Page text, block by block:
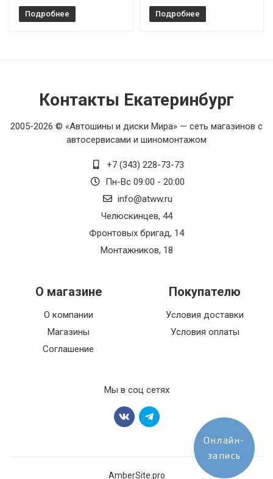
Подробнее Подробнее
Контакты Екатеринбург
2005-2026 © «Автошины и диски Мира» — сеть магазинов с
автосервисами и шиномонтажом
+7 (343) 228-73-73
Пн-Вс 09:00 - 20:00
info@atww.ru
Челюскинцев, 44
Фронтовых бригад, 14
Монтажников, 18
О магазине
О компании
Магазины
Соглашение
Покупателю
Условия доставки
Условия оплаты
Мы в соц сетях
AmberSite.pro
Онлайн-
запись